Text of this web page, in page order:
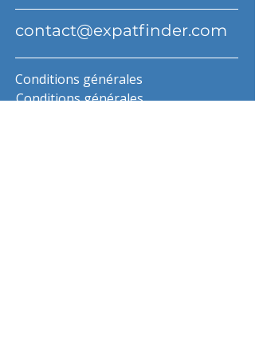
contact@expatfinder.com
Conditions générales
Conditions générales